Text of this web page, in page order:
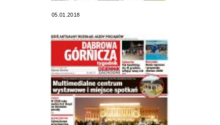
05.01.2018